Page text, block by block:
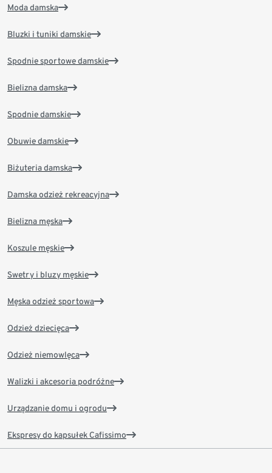
Moda damska
Bluzki i tuniki damskie
Spodnie sportowe damskie
Bielizna damska
Spodnie damskie
Obuwie damskie
Biżuteria damska
Damska odzież rekreacyjna
Bielizna męska
Koszule męskie
Swetry i bluzy męskie
Męska odzież sportowa
Odzież dziecięca
Odzież niemowlęca
Walizki i akcesoria podróżne
Urządzanie domu i ogrodu
Ekspresy do kapsułek Cafissimo